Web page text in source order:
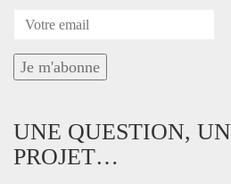
UNE QUESTION,
PROJET…